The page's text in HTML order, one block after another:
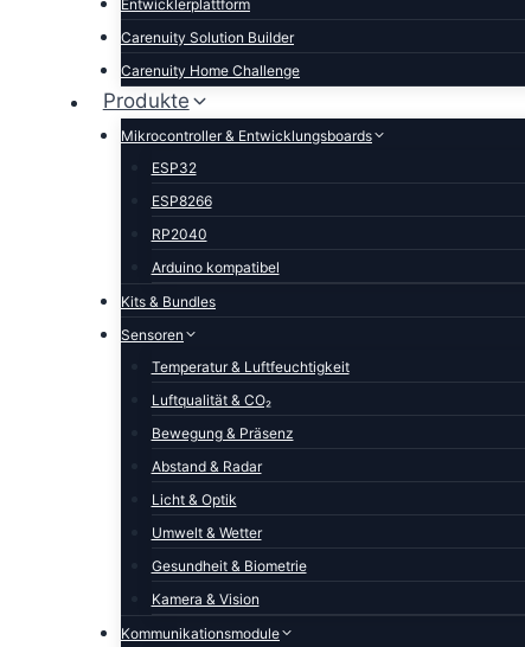
Entwicklerplattform
Carenuity Solution Builder
Carenuity Home Challenge
Produkte
Mikrocontroller & Entwicklungsboards
ESP32
ESP8266
RP2040
Arduino kompatibel
Kits & Bundles
Sensoren
Temperatur & Luftfeuchtigkeit
Luftqualität & CO₂
Bewegung & Präsenz
Abstand & Radar
Licht & Optik
Umwelt & Wetter
Gesundheit & Biometrie
Kamera & Vision
Kommunikationsmodule